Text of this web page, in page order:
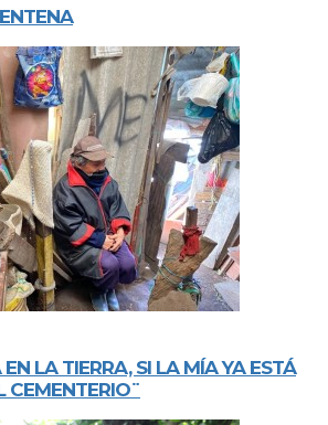
LA TIERRA, SI LA MÍA YA ESTÁ
CEMENTERIO¨